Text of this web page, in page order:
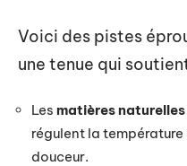
Voici des pistes
une tenue qui
Les matières naturelles
régulent la
douceur.